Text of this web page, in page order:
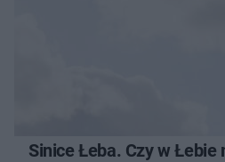
Sinice Łeba. Czy w Łebie